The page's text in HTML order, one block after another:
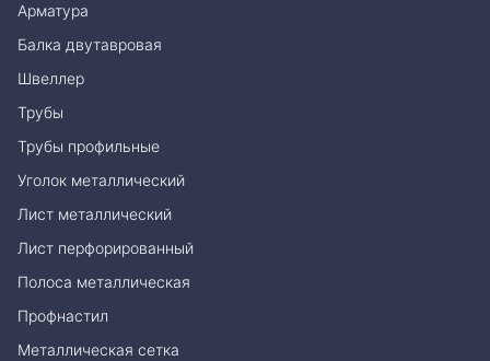
Арматура
Балка двутавровая
Швеллер
Трубы
Трубы профильные
Уголок металлический
Лист металлический
Лист перфорированный
Полоса металлическая
Профнастил
Металлическая сетка